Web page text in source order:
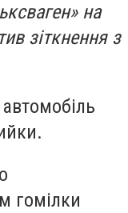
на
зіткнення з
гомілки